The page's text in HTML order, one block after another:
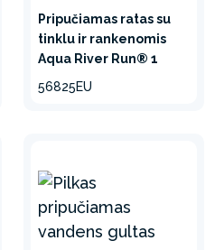
Pripučiamas ratas su
tinklu ir rankenomis
Aqua River Run® 1
56825EU